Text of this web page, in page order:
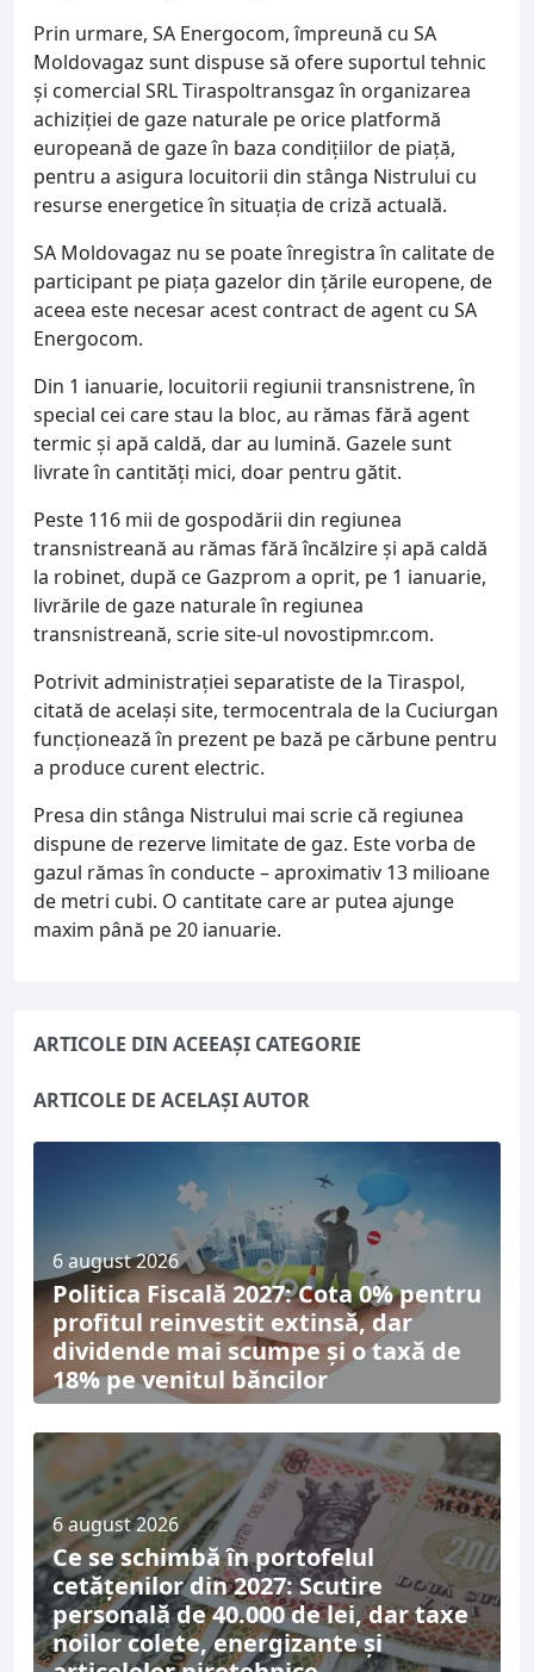
Prin urmare, SA Energocom, împreună cu SA
Moldovagaz sunt dispuse să ofere suportul tehnic
și comercial SRL Tiraspoltransgaz în organizarea
achiziției de gaze naturale pe orice platformă
europeană de gaze în baza condițiilor de piață,
pentru a asigura locuitorii din stânga Nistrului cu
resurse energetice în situația de criză actuală.
SA Moldovagaz nu se poate înregistra în calitate de
participant pe piața gazelor din țările europene, de
aceea este necesar acest contract de agent cu SA
Energocom.
Din 1 ianuarie, locuitorii regiunii transnistrene, în
special cei care stau la bloc, au rămas fără agent
termic și apă caldă, dar au lumină. Gazele sunt
livrate în cantități mici, doar pentru gătit.
Peste 116 mii de gospodării din regiunea
transnistreană au rămas fără încălzire și apă caldă
la robinet, după ce Gazprom a oprit, pe 1 ianuarie,
livrările de gaze naturale în regiunea
transnistreană, scrie site-ul novostipmr.com.
Potrivit administrației separatiste de la Tiraspol,
citată de același site, termocentrala de la Cuciurgan
funcționează în prezent pe bază pe cărbune pentru
a produce curent electric.
Presa din stânga Nistrului mai scrie că regiunea
dispune de rezerve limitate de gaz. Este vorba de
gazul rămas în conducte – aproximativ 13 milioane
de metri cubi. O cantitate care ar putea ajunge
maxim până pe 20 ianuarie.
ARTICOLE DIN ACEEAȘI CATEGORIE
ARTICOLE DE ACELAȘI AUTOR
6 august 2026
Politica Fiscală 2027: Cota 0% pentru
profitul reinvestit extinsă, dar
dividende mai scumpe și o taxă de
18% pe venitul băncilor
6 august 2026
Ce se schimbă în portofelul
cetățenilor din 2027: Scutire
personală de 40.000 de lei, dar taxe
noilor colete, energizante și